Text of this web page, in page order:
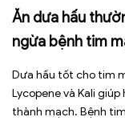
Ăn dưa hấu
ngừa bệnh tim
Dưa hấu tốt cho tim
Lycopene và Kali
thành mạch. Bệnh